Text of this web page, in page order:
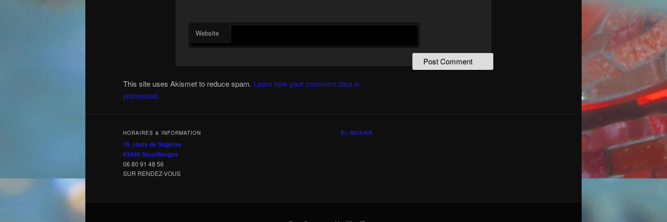
Website
This site uses Akismet to reduce spam. Learn how your comment data is
processed.
HORAIRES & INFORMATION
15, route de Sugères
63490 Sauxillanges
06 80 91 48 56
SUR RENDEZ-VOUS
EL-MOSAÏK